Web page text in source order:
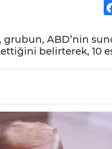
ABD’nin
belirterek, 10